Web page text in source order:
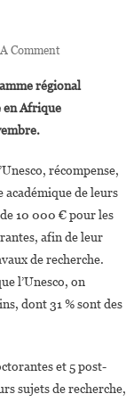
CommentOn
Jeunes
Femmes
Du
Prix
Unesco-
L’Oréal
« Pour
régional
en Afrique
récompense,
académique de leurs
10 000 € pour les
afin de leur
de recherche.
l’Unesco, on
dont 31 % sont des
et 5 post-
sujets de recherche,